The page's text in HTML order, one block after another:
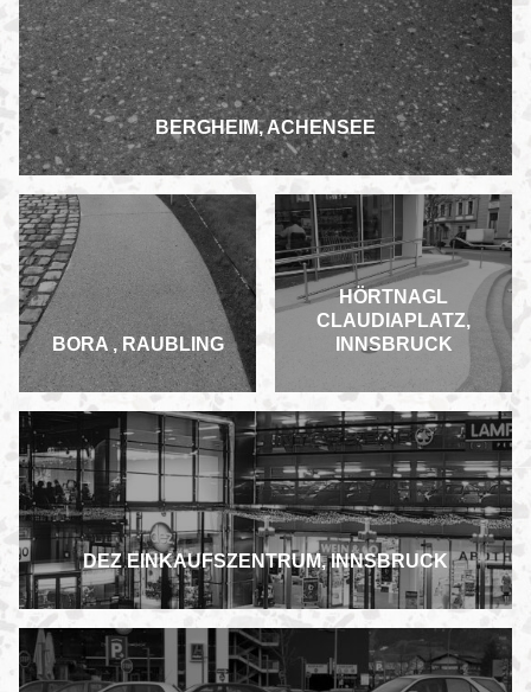
BERGHEIM, ACHENSEE
BORA , RAUBLING
HÖRTNAGL
CLAUDIAPLATZ,
INNSBRUCK
DEZ EINKAUFSZENTRUM, INNSBRUCK